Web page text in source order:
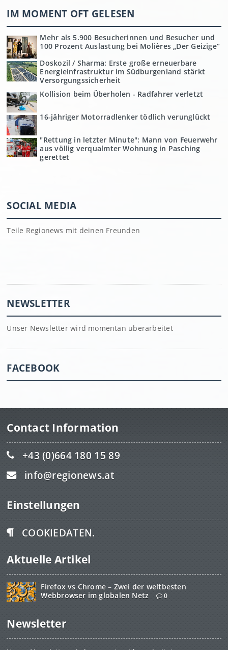
IM MOMENT OFT GELESEN
Mehr als 5.900 Besucherinnen und Besucher und
100 Prozent Auslastung bei Molières „Der Geizige“
Doskozil / Sharma: Erste große erneuerbare
Energieinfrastruktur im Südburgenland stärkt
Versorgungssicherheit
Kollision beim Überholen - Radfahrer verletzt
16-jähriger Motorradlenker tödlich verunglückt
"Rettung in letzter Minute": Mann von Feuerwehr
aus völlig verqualmter Wohnung in Pasching
gerettet
SOCIAL MEDIA
Teile Regionews mit deinen Freunden
NEWSLETTER
Unser Newsletter wird momentan überarbeitet
FACEBOOK
Contact Information
+43 (0)664 180 15 89
info@regionews.at
Einstellungen
COOKIEDATEN.
Aktuelle Artikel
Firefox vs Chrome – Zwei der weltbesten
Webbrowser im globalen Netz
0
Newsletter